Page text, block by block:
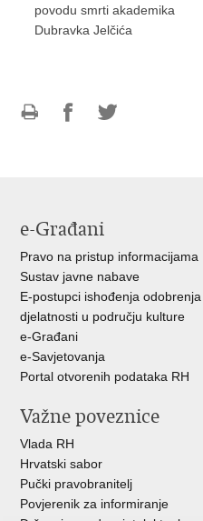
povodu smrti akademika
Dubravka Jelčića
e-Građani
Pravo na pristup informacijama
Sustav javne nabave
E-postupci ishođenja
djelatnosti u području kulture
e-Građani
e-Savjetovanja
Portal otvorenih podataka RH
Važne poveznice
Vlada RH
Hrvatski sabor
Pučki pravobranitelj
Povjerenik za informiranje